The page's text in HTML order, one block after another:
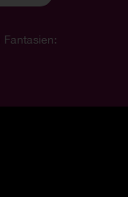
Fantasien: